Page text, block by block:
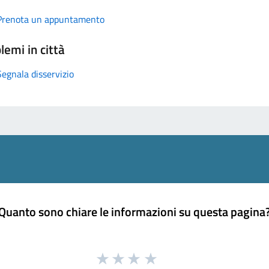
un appuntamento
in città
disservizio
sono chiare le informazioni su questa